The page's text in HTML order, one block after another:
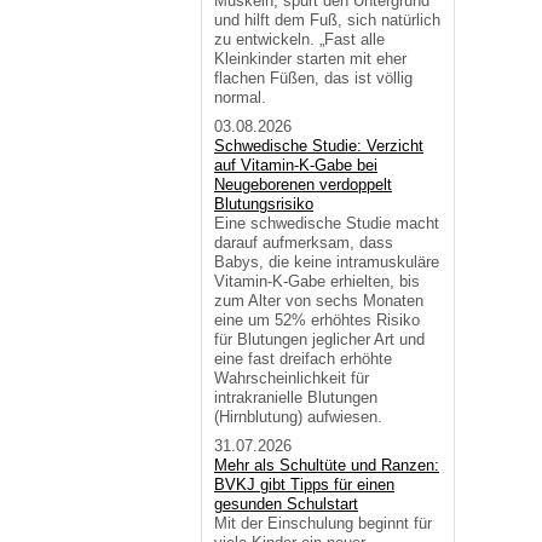
und hilft dem Fuß, sich natürlich
zu entwickeln. „Fast alle
Kleinkinder starten mit eher
flachen Füßen, das ist völlig
normal.
03.08.2026
Schwedische Studie: Verzicht
auf Vitamin-K-Gabe bei
Neugeborenen verdoppelt
Blutungsrisiko
Eine schwedische Studie macht
darauf aufmerksam, dass
Babys, die keine intramuskuläre
Vitamin-K-Gabe erhielten, bis
zum Alter von sechs Monaten
eine um 52% erhöhtes Risiko
für Blutungen jeglicher Art und
eine fast dreifach erhöhte
Wahrscheinlichkeit für
intrakranielle Blutungen
(Hirnblutung) aufwiesen.
31.07.2026
Mehr als Schultüte und Ranzen:
BVKJ gibt Tipps für einen
gesunden Schulstart
Mit der Einschulung beginnt für